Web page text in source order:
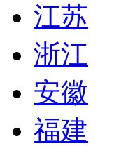
江苏
浙江
安徽
福建